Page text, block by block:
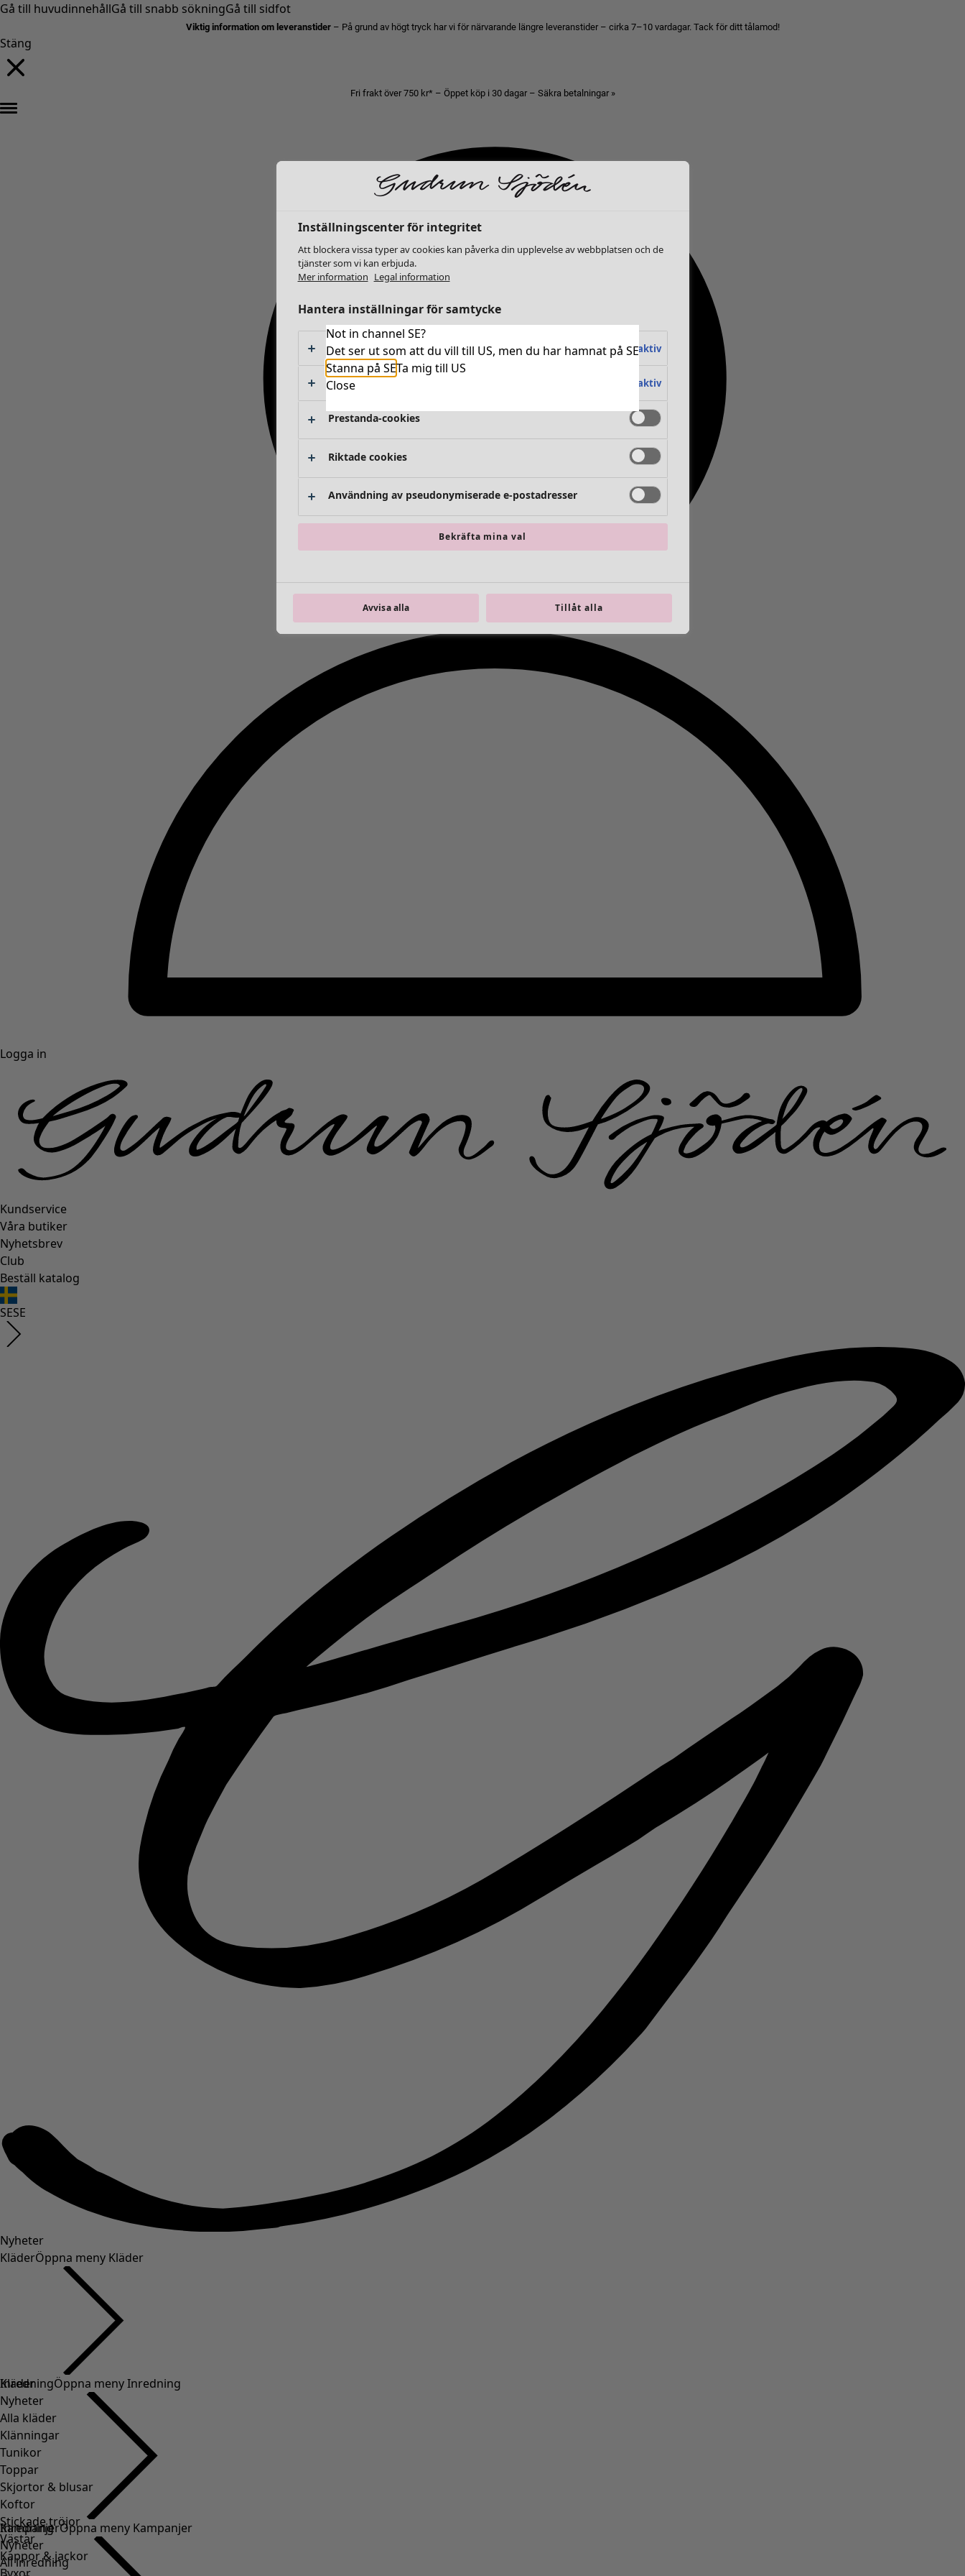
Gå till huvudinnehållGå till snabb sökningGå till sidfot
Viktig information om leveranstider – På grund av högt tryck har vi för närvarande längre leveranstider – cirka 7–10 vardagar. Tack för ditt tålamod!
Stäng
Fri frakt över 750 kr* – Öppet köp i 30 dagar – Säkra betalningar »
Logga in
Kundservice
Våra butiker
Nyhetsbrev
Club
Beställ katalog
SESE
Nyheter
KläderÖppna meny Kläder
Kläder
Nyheter
Alla kläder
Klänningar
Tunikor
Toppar
Skjortor & blusar
Koftor
Stickade tröjor
Västar
Kappor & jackor
InredningÖppna meny Inredning
Inredning
Nyheter
All inredning
KampanjerÖppna meny Kampanjer
Not in channel SE?
Det ser ut som att du vill till US, men du har hamnat på SE
Stanna på SETa mig till US
Close
Inställningscenter för integritet
Att blockera vissa typer av cookies kan påverka din upplevelse av webbplatsen och de
tjänster som vi kan erbjuda.
Mer information Legal information
Hantera inställningar för samtycke
Absolut nödvändiga cookies Alltid aktiv
Funktionella cookies Alltid aktiv
Prestanda-cookies
Riktade cookies
Användning av pseudonymiserade e-postadresser
Bekräfta mina val
Avvisa alla Tillåt alla